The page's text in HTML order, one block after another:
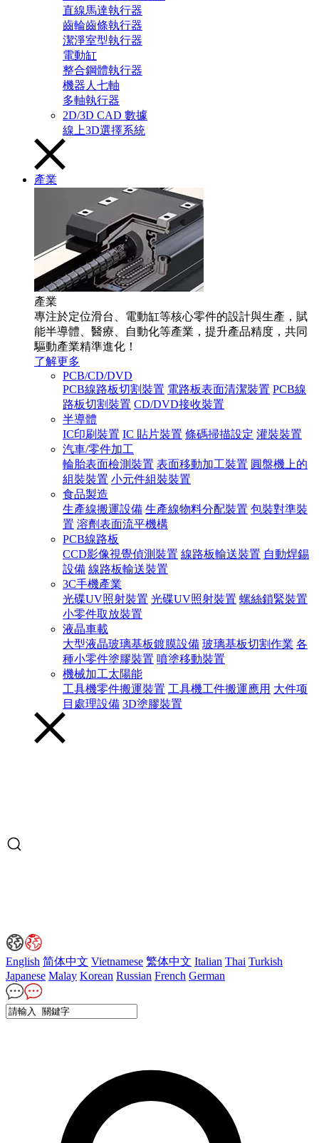
直線馬達執行器
齒輪齒條執行器
潔淨室型執行器
電動缸
整合鋼體執行器
機器人七軸
多軸執行器
2D/3D CAD 數據
線上3D選擇系統
產業
產業
專注於定位滑台、電動缸等核心零件的設計與生產，賦
能半導體、醫療、自動化等產業，提升產品精度，共同
驅動產業精準進化！
了解更多
PCB/CD/DVD
PCB線路板切割裝置 電路板表面清潔裝置 PCB線
路板切割裝置 CD/DVD接收裝置
半導體
IC印刷裝置 IC 貼片裝置 條碼掃描設定 灌裝裝置
汽車/零件加工
輪胎表面檢測裝置 表面移動加工裝置 圓盤機上的
組裝裝置 小元件組裝裝置
食品製造
生產線搬運設備 生產線物料分配裝置 包裝對準裝
置 溶劑表面流平機構
PCB線路板
CCD影像視覺偵測裝置 線路板輸送裝置 自動焊錫
設備 線路板輸送裝置
3C手機產業
光碟UV照射裝置 光碟UV照射裝置 螺絲鎖緊裝置
小零件取放裝置
液晶車載
大型液晶玻璃基板鍍膜設備 玻璃基板切割作業 各
種小零件塗膠裝置 噴塗移動裝置
機械加工太陽能
工具機零件搬運裝置 工具機工件搬運應用 大件项
目處理設備 3D塗膠裝置
English 简体中文 Vietnamese 繁体中文 Italian Thai Turkish
Japanese Malay Korean Russian French German